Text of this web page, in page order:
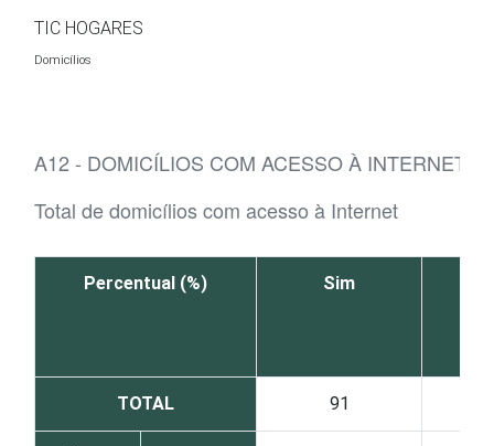
TIC HOGARES
Domicílios
A12 - DOMICÍLIOS COM ACESSO À INTERNET,
Total de domicílios com acesso à Internet
Percentual (%) Sim
TOTAL 91